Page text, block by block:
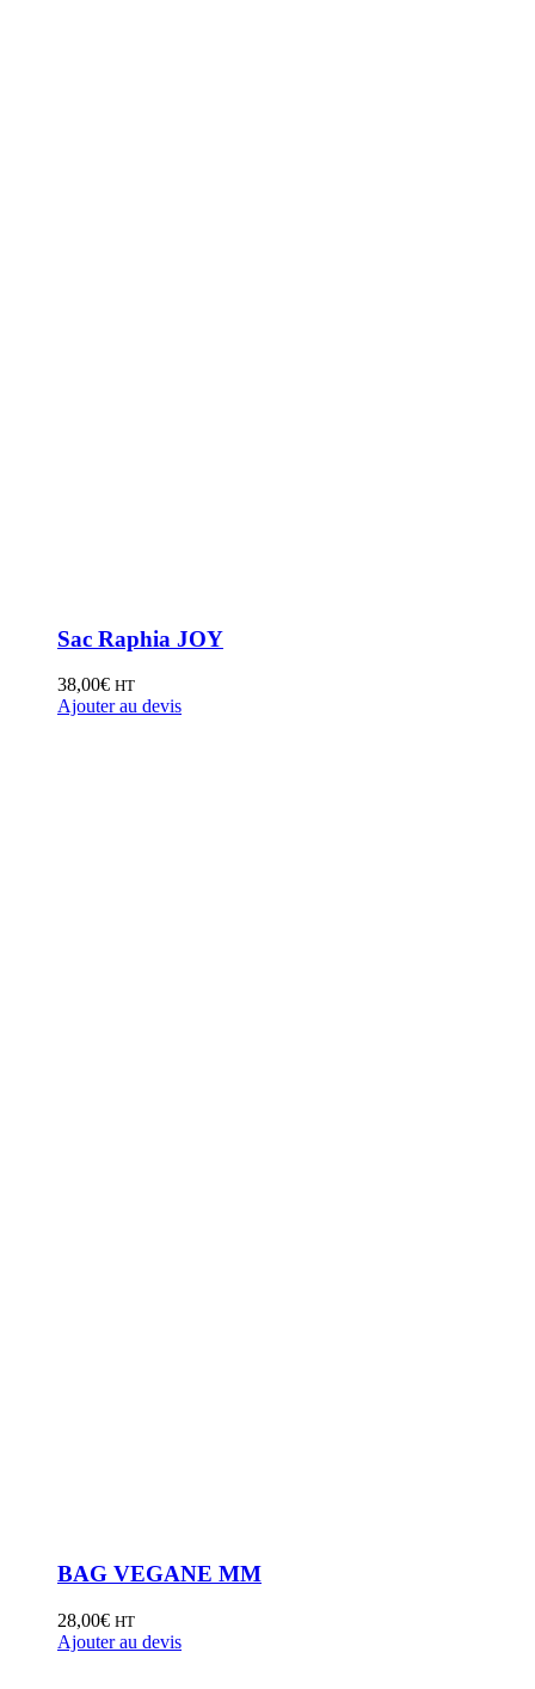
Sac Raphia JOY
38,00€ HT
Ajouter au devis
BAG VEGANE MM
28,00€ HT
Ajouter au devis